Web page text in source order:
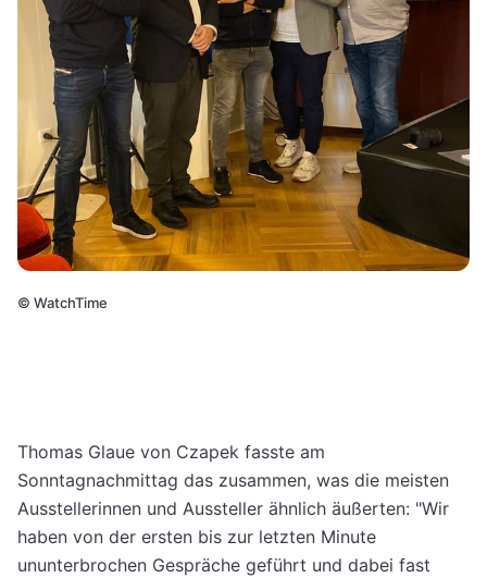
© WatchTime
Thomas Glaue von Czapek fasste am
Sonntagnachmittag das zusammen, was die meisten
Ausstellerinnen und Aussteller ähnlich äußerten: "Wir
haben von der ersten bis zur letzten Minute
ununterbrochen Gespräche geführt und dabei fast